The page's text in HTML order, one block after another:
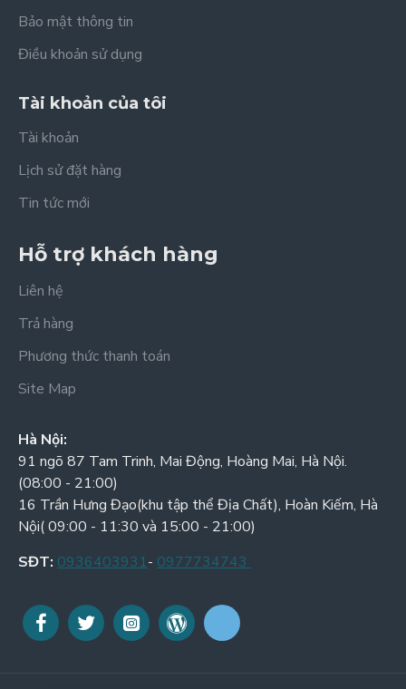
Bảo mật thông tin
Điều khoản sử dụng
Tài khoản của tôi
Tài khoản
Lịch sử đặt hàng
Tin tức mới
Hỗ trợ khách hàng
Liên hệ
Trả hàng
Phương thức thanh toán
Site Map
Hà Nội:
91 ngõ 87 Tam Trinh, Mai Động, Hoàng Mai, Hà Nội.
(08:00 - 21:00)
16 Trần Hưng Đạo(khu tập thể Địa Chất), Hoàn Kiếm, Hà
Nội( 09:00 - 11:30 và 15:00 - 21:00)
SĐT: 0936403931- 0977734743